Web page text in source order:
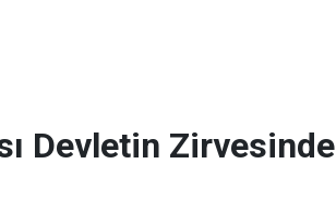
Devletin Zirvesinde